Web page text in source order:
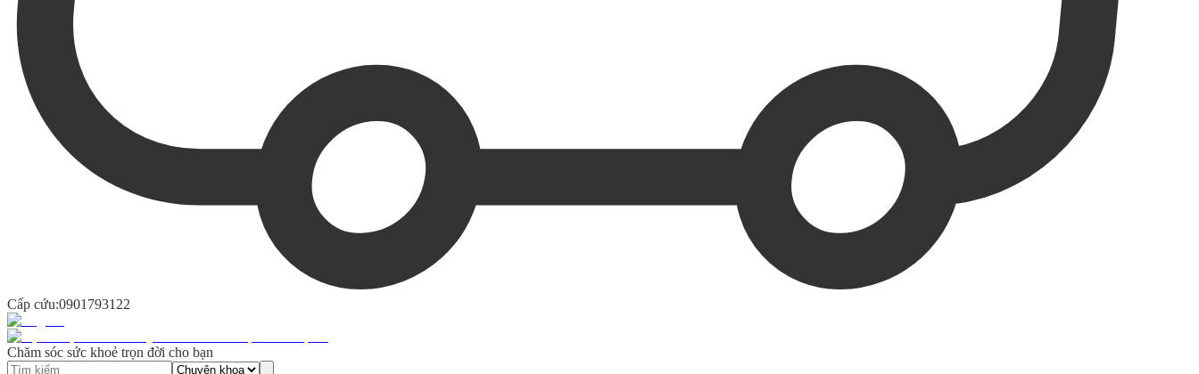
Cấp cứu:0901793122
Chăm sóc sức khoẻ trọn đời cho bạn